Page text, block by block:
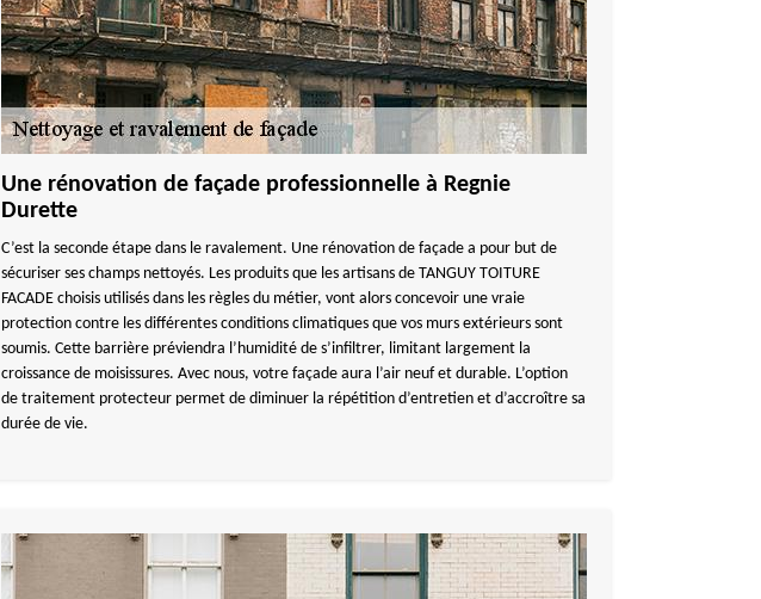
Une rénovation de façade professionnelle à Regnie
Durette
C’est la seconde étape dans le ravalement. Une rénovation de façade a pour but de
sécuriser ses champs nettoyés. Les produits que les artisans de TANGUY TOITURE
FACADE choisis utilisés dans les règles du métier, vont alors concevoir une vraie
protection contre les différentes conditions climatiques que vos murs extérieurs sont
soumis. Cette barrière préviendra l’humidité de s’infiltrer, limitant largement la
croissance de moisissures. Avec nous, votre façade aura l’air neuf et durable. L’option
de traitement protecteur permet de diminuer la répétition d’entretien et d’accroître sa
durée de vie.